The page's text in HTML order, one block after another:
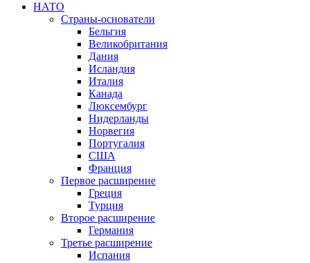
НАТО
Страны-основатели
Бельгия
Великобритания
Дания
Исландия
Италия
Канада
Люксембург
Нидерланды
Норвегия
Португалия
США
Франция
Первое расширение
Греция
Турция
Второе расширение
Германия
Третье расширение
Испания